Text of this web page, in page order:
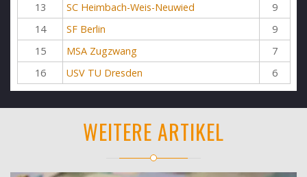
13
SC Heimbach-Weis-Neuwied
9
14
SF Berlin
9
15
MSA Zugzwang
7
16
USV TU Dresden 6
WEITERE ARTIKEL